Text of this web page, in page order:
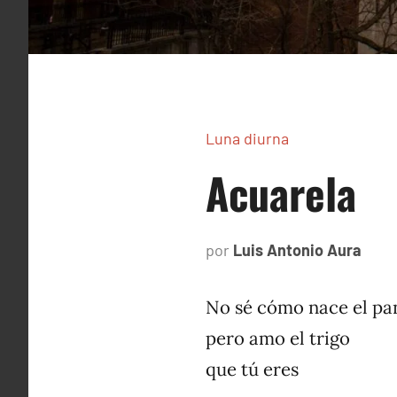
Luna diurna
Acuarela
por Luis Antonio Aura
2002
No sé cómo nace el
pero amo el trigo
que tú eres